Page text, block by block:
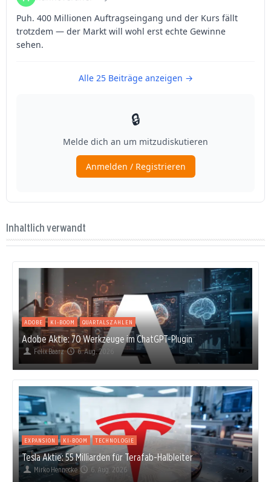
Inhaltlich verwandt
ADOBE KI-BOOM QUARTALSZAHLEN
Adobe Aktie: 70 Werkzeuge im ChatGPT-Plugin
Felix Baarz 6. Aug. 2026
EXPANSION KI-BOOM TECHNOLOGIE
Tesla Aktie: 55 Milliarden für Terafab-Halbleiter
Mirko Hennecke 6. Aug. 2026